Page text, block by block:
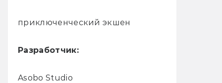
приключенческий экшен
Разработчик:
Asobo Studio